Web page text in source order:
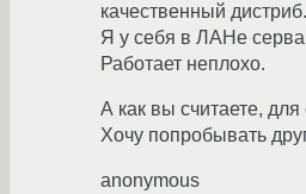
качественный
Я у себя в ЛАНе
Работает неплохо.
А как вы считаете,
Хочу попробывать
anonymous